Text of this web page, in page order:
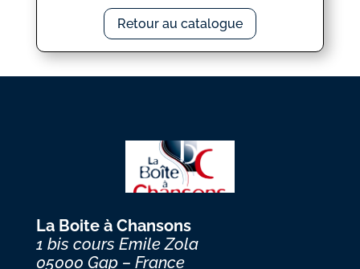
Retour au catalogue
La Boite à Chansons
1 bis cours Emile Zola
05000 Gap – France